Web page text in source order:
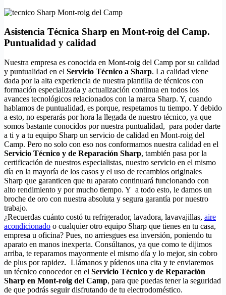
Asistencia Técnica Sharp en Mont-roig del Camp.
Puntualidad y calidad
Nuestra empresa es conocida en Mont-roig del Camp por su calidad
y puntualidad en el Servicio Técnico a Sharp. La calidad viene
dada por la alta experiencia de nuestra plantilla de técnicos con
formación especializada y actualización continua en todos los
avances tecnológicos relacionados con la marca Sharp. Y, cuando
hablamos de puntualidad, es porque, respetamos tu tiempo. Y debido
a esto, no esperarás por hora la llegada de nuestro técnico, ya que
somos bastante conocidos por nuestra puntualidad, para poder darte
a ti y a tu equipo Sharp un servicio de calidad en Mont-roig del
Camp. Pero no solo con eso nos conformamos nuestra calidad en el
Servicio Técnico y de Reparación Sharp, también pasa por la
certificación de nuestros especialistas, nuestro servicio en el mismo
día en la mayoría de los casos y el uso de recambios originales
Sharp que garanticen que tu aparato continuará funcionando con
alto rendimiento y por mucho tiempo. Y a todo esto, le damos un
broche de oro con nuestra absoluta y segura garantía por nuestro
trabajo.
¿Recuerdas cuánto costó tu refrigerador, lavadora, lavavajillas, aire
acondicionado o cualquier otro equipo Sharp que tienes en tu casa,
empresa u oficina? Pues, no arriesgues esa inversión, poniendo tu
aparato en manos inexperta. Consúltanos, ya que como te dijimos
arriba, te reparamos mayormente el mismo día y lo mejor, sin cobro
de plus por rapidez. Llámanos y pídenos una cita y te enviaremos
un técnico conocedor en el Servicio Técnico y de Reparación
Sharp en Mont-roig del Camp, para que puedas tener la seguridad
de que podrás seguir disfrutando de tu electrodoméstico.